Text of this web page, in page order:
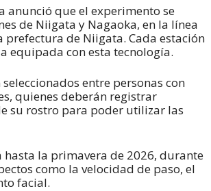
anunció que el experimento se
de Niigata y Nagaoka, en la línea
prefectura de Niigata. Cada estación
equipada con esta tecnología.
entre personas con
quienes deberán registrar
su rostro para poder utilizar las
hasta la primavera de 2026, durante
como la velocidad de paso, el
facial.